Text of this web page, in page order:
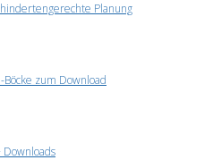
Planung
zum Download
Downloads